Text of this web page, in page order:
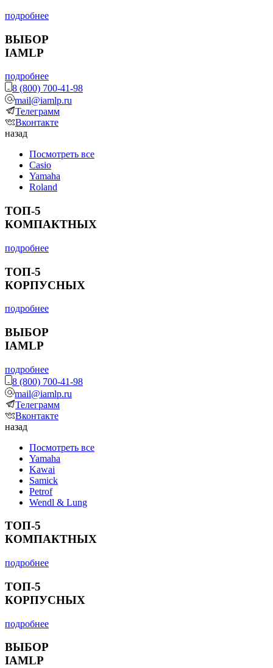
подробнее
ВЫБОР
IAMLP
подробнее
8 (800) 700-41-98
mail@iamlp.ru
Телеграмм
Вконтакте
назад
Посмотреть все
Casio
Yamaha
Roland
ТОП-5
КОМПАКТНЫХ
подробнее
ТОП-5
КОРПУСНЫХ
подробнее
ВЫБОР
IAMLP
подробнее
8 (800) 700-41-98
mail@iamlp.ru
Телеграмм
Вконтакте
назад
Посмотреть все
Yamaha
Kawai
Samick
Petrof
Wendl & Lung
ТОП-5
КОМПАКТНЫХ
подробнее
ТОП-5
КОРПУСНЫХ
подробнее
ВЫБОР
IAMLP